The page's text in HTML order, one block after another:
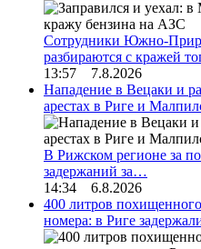
Сотрудники Южно-
разбираются с кражей
13:57 7.8.2026
Нападение в Вецаки и
арестах в Риге и
В Рижском регионе за
задержаний за…
14:34 6.8.2026
400 литров
номера: в Риге